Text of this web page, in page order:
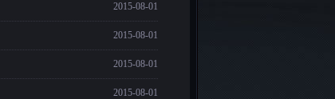
2015-08-01
2015-08-01
2015-08-01
2015-08-01